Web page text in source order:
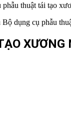
thuật tái tạo
dụng cụ phẫu
XƯƠNG